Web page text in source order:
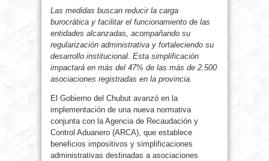
Las medidas buscan reducir la carga
burocrática y facilitar el funcionamiento de las
entidades alcanzadas, acompañando su
regularización administrativa y fortaleciendo su
desarrollo institucional. Esta simplificación
impactará en más del 47% de las más de 2.500
asociaciones registradas en la provincia.
El Gobierno del Chubut avanzó en la
implementación de una nueva normativa
conjunta con la Agencia de Recaudación y
Control Aduanero (ARCA), que establece
beneficios impositivos y simplificaciones
administrativas destinadas a asociaciones